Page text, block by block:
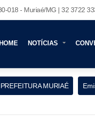
018 - Muriaé/MG | 32 3722
HOME NOTÍCIAS
PREFEITURA MURIAÉ